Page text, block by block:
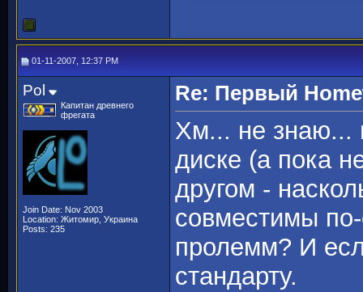
01-11-2007, 12:37 PM
Pol
Капитан древнего
фрегата
Join Date: Nov 2003
Location: Житомир, Украина
Posts: 235
Re: Первый
Хм... не знаю...
диске (а пока
другом -
совместимы
пролемм? И
стандарту.